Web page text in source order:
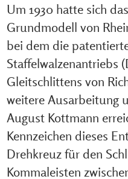
Um 1930 hatte sich
Grundmodell von
bei dem die
Staffelwalzenantriebs
Gleitschlittens von
weitere Ausarbeitung
August Kottmann
Kennzeichen dieses
Drehkreuz für den
Kommaleisten